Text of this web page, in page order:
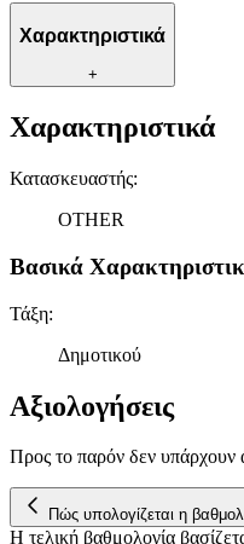
Χαρακτηριστικά
+
Χαρακτηριστικά
Κατασκευαστής:
OTHER
Βασικά
Τάξη:
Δημοτικού
Αξιολογήσεις
Προς το παρόν δεν υπάρχουν
Πώς υπολογίζεται η
Η τελική βαθμολογία